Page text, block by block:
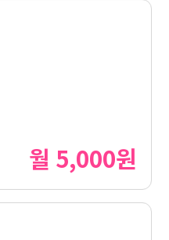
월 5,000원